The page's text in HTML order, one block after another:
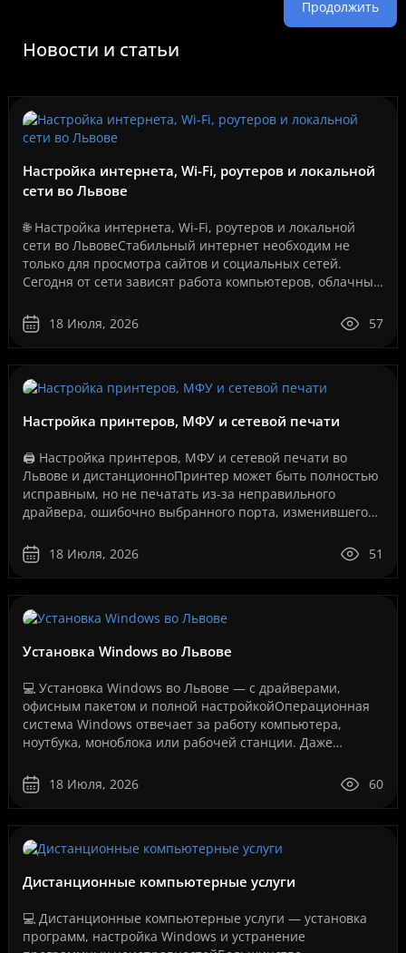
Продолжить
Новости и статьи
Настройка интернета, Wi-Fi, роутеров и локальной
сети во Львове
🌐 Настройка интернета, Wi-Fi, роутеров и локальной
сети во ЛьвовеСтабильный интернет необходим не
только для просмотра сайтов и социальных сетей.
Сегодня от сети зависят работа компьютеров, облачные
18 Июля, 2026
57
Настройка принтеров, МФУ и сетевой печати
🖨️ Настройка принтеров, МФУ и сетевой печати во
Львове и дистанционноПринтер может быть полностью
исправным, но не печатать из-за неправильного
драйвера, ошибочно выбранного порта, изменившегося
соединение..
18 Июля, 2026 51
Установка Windows во Львове
💻 Установка Windows во Львове — с драйверами,
офисным пакетом и полной настройкойОперационная
система Windows отвечает за работу компьютера,
ноутбука, моноблока или рабочей станции. Даже
если система у..
18 Июля, 2026 60
Дистанционные компьютерные услуги
💻 Дистанционные компьютерные услуги — установка
программ, настройка Windows и устранение